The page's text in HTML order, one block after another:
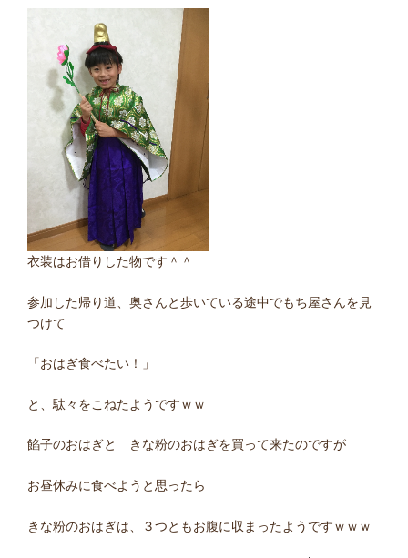
衣装はお借りした物です＾＾
参加した帰り道、奥さんと歩いている途中でもち屋さんを見
つけて
「おはぎ食べたい！」
と、駄々をこねたようですｗｗ
餡子のおはぎと きな粉のおはぎを買って来たのですが
お昼休みに食べようと思ったら
きな粉のおはぎは、３つともお腹に収まったようですｗｗｗ